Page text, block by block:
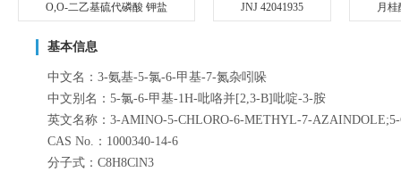
O,O-二乙基硫代磷酸 钾盐 JNJ 42041935 月
基本信息
中文名：3-氨基-5-氯-6-甲基-7-氮杂吲哚
中文别名：5-氯-6-甲基-1H-吡咯并[2,3-B]吡啶-3-胺
英文名称：3-AMINO-5-CHLORO-6-METHYL-7-
CAS No.：1000340-14-6
分子式：C8H8ClN3